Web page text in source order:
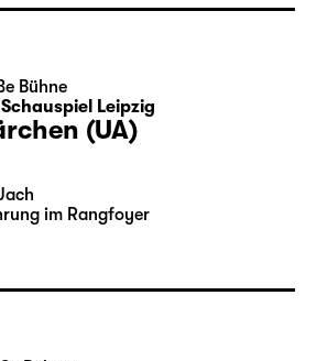
Bühne
Leipzig
(UA)
im Rangfoyer